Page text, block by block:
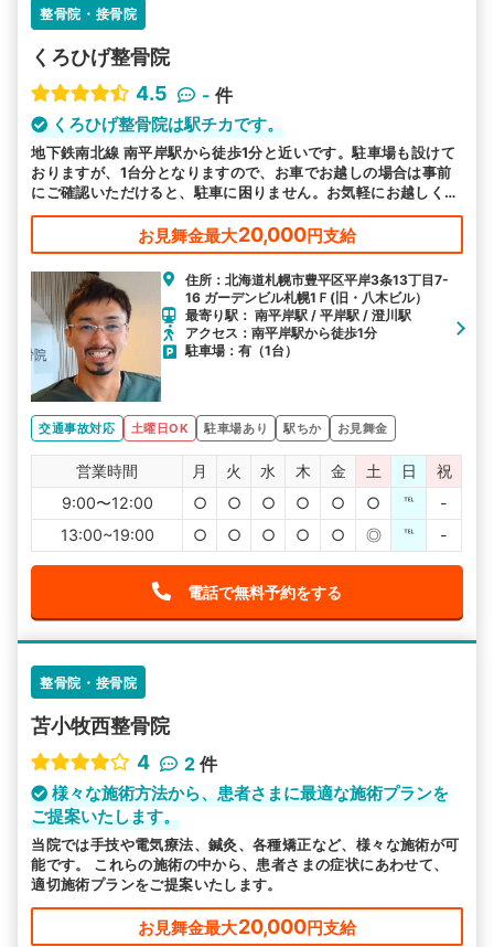
整骨院・接骨院
くろひげ整骨院
4.5
- 件
くろひげ整骨院は駅チカです。
地下鉄南北線 南平岸駅から徒歩1分と近いです。駐車場も設けて
おりますが、1台分となりますので、お車でお越しの場合は事前
にご確認いただけると、駐車に困りません。お気軽にお越しくだ
さい。
お見舞金最大20,000円支給
住所：北海道札幌市豊平区平岸3条13丁目7-
16 ガーデンビル札幌1Ｆ(旧・八木ビル）
最寄り駅： 南平岸駅 / 平岸駅 / 澄川駅
アクセス：南平岸駅から徒歩1分
駐車場：有（1台）
交通事故対応 土曜日OK 駐車場あり 駅ちか お見舞金
営業時間 月 火 水 木 金 土 日
祝
9:00〜12:00
○ ○ ○ ○ ○ ○ ℡
-
13:00~19:00
○ ○ ○ ○ ○ ◎ ℡ -
電話で無料予約をする
整骨院・接骨院
苫小牧西整骨院
4
2 件
様々な施術方法から、患者さまに最適な施術プランを
ご提案いたします。
当院では手技や電気療法、鍼灸、各種矯正など、様々な施術が可
能です。 これらの施術の中から、患者さまの症状にあわせて、
適切施術プランをご提案いたします。
お見舞金最大20,000円支給